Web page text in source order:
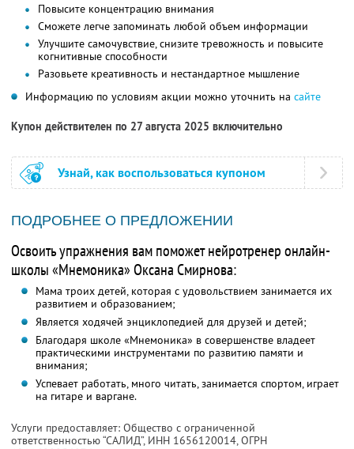
Повысите концентрацию внимания
Сможете легче запоминать любой объем информации
Улучшите самочувствие, снизите тревожность и повысите
когнитивные способности
Разовьете креативность и нестандартное мышление
Информацию по условиям акции можно уточнить на сайте
Купон действителен по 27 августа 2025 включительно
Узнай, как воспользоваться купоном
ПОДРОБНЕЕ О ПРЕДЛОЖЕНИИ
Освоить упражнения вам поможет нейротренер онлайн-
школы «Мнемоника» Оксана Смирнова:
Мама троих детей, которая с удовольствием занимается их
развитием и образованием;
Является ходячей энциклопедией для друзей и детей;
Благодаря школе «Мнемоника» в совершенстве владеет
практическими инструментами по развитию памяти и
внимания;
Успевает работать, много читать, занимается спортом, играет
на гитаре и варгане.
Услуги предоставляет: Общество с ограниченной
ответственностью “САЛИД”, ИНН 1656120014, ОГРН